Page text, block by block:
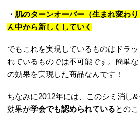
・ 肌のターンオーバー（生まれ変わ
ん中から新しくしていく
でもこれを実現しているものはドラ
れているものでは不可能です。簡単
の効果を実現した商品なんです！
ちなみに2012年には、このシミ消し
効果が学会でも認められているとのこ